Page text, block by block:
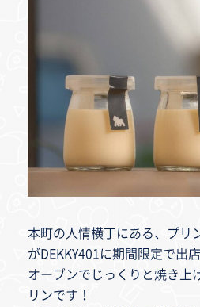
本町の人情横丁にある、プリ
がDEKKY401に期間限定で出店
オーブンでじっくりと焼き上
リンです！